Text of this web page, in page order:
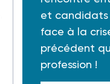
et candidats
face à la
précédent
profession !